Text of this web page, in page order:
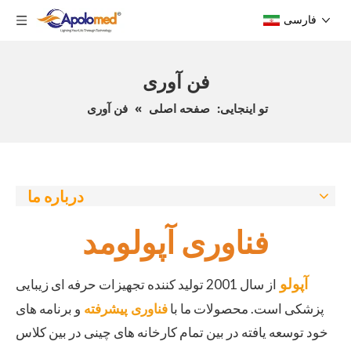
فارسی
فن آوری
تو اینجایی: صفحه اصلی » فن آوری
درباره ما
فناوری آپولومد
آپولو
از سال 2001 تولید کننده تجهیزات حرفه ای زیبایی
پزشکی است. محصولات ما بافناوری پیشرفته و برنامه های
خود توسعه یافته در بین تمام کارخانه های چینی در بین کلاس